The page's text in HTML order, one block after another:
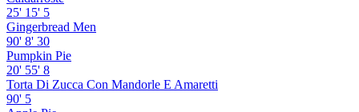
25' 15' 5
Gingerbread Men
90' 8' 30
Pumpkin Pie
20' 55' 8
Torta Di Zucca Con Mandorle E Amaretti
90' 5